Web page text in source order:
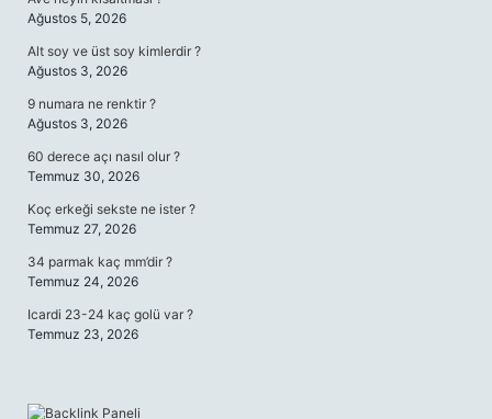
Ağustos 5, 2026
Alt soy ve üst soy kimlerdir ?
Ağustos 3, 2026
9 numara ne renktir ?
Ağustos 3, 2026
60 derece açı nasıl olur ?
Temmuz 30, 2026
Koç erkeği sekste ne ister ?
Temmuz 27, 2026
34 parmak kaç mm’dir ?
Temmuz 24, 2026
Icardi 23-24 kaç golü var ?
Temmuz 23, 2026